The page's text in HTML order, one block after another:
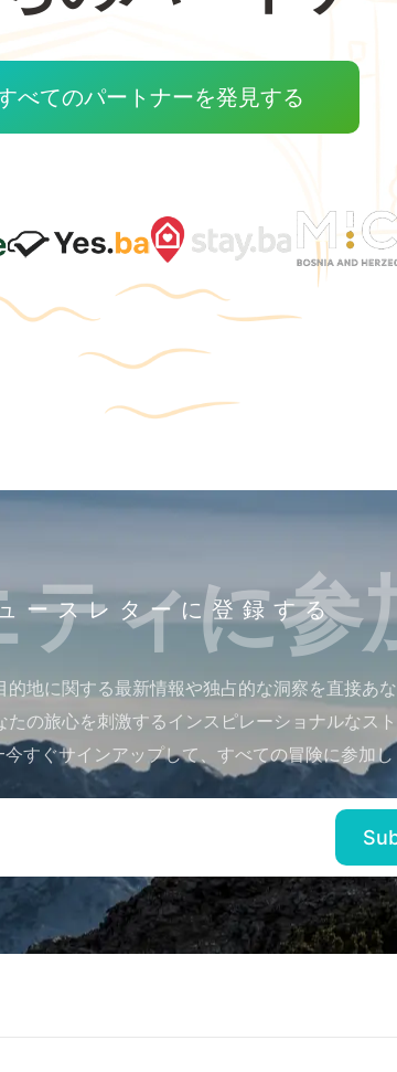
べてのパートナーを発見する
ースレターに登録する
ィに参
地に関する最新情報や独占的な洞察を直接あ
の旅心を刺激するインスピレーショナルなス
すぐサインアップして、すべての冒険に参加